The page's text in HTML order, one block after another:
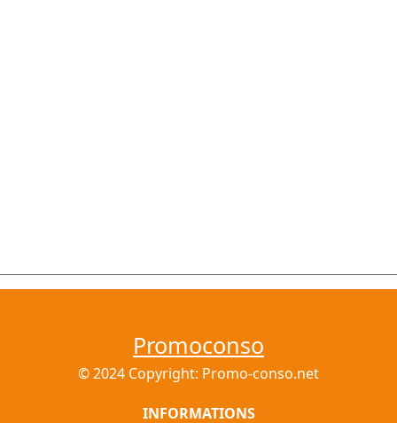
Promoconso
© 2024 Copyright: Promo-conso.net
INFORMATIONS